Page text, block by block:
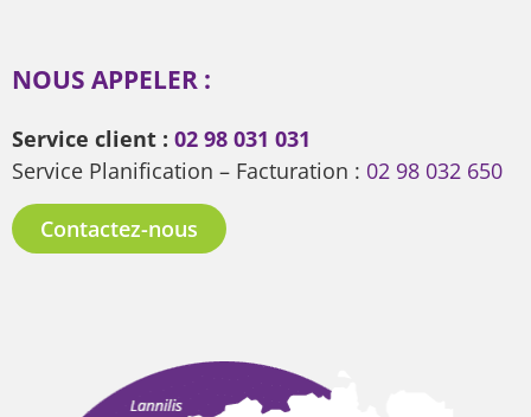
NOUS APPELER :
Service client : 02 98 031 031
Service Planification – Facturation : 02 98 032 650
Contactez-nous